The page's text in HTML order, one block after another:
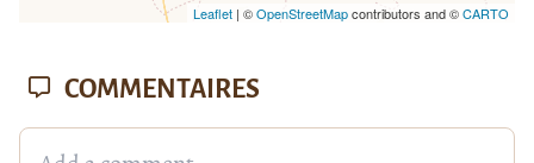
Leaflet| ©OpenStreetMapcontributors and ©CARTO
COMMENTAIRES